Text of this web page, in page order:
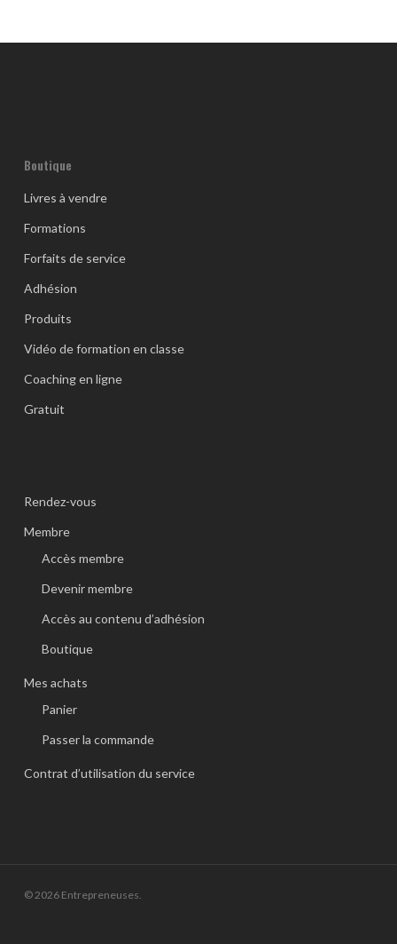
Boutique
Livres à vendre
Formations
Forfaits de service
Adhésion
Produits
Vidéo de formation en classe
Coaching en ligne
Gratuit
Rendez-vous
Membre
Accès membre
Devenir membre
Accès au contenu d’adhésion
Boutique
Mes achats
Panier
Passer la commande
Contrat d’utilisation du service
© 2026 Entrepreneuses.